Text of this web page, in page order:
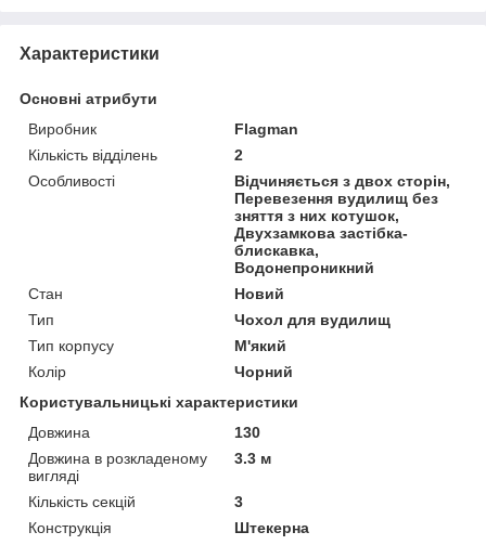
Характеристики
Основні атрибути
Виробник
Flagman
Кількість відділень
2
Особливості
Відчиняється з двох сторін,
Перевезення вудилищ без
зняття з них котушок,
Двухзамкова застібка-
блискавка,
Водонепроникний
Стан
Новий
Тип
Чохол для вудилищ
Тип корпусу
М'який
Колір
Чорний
Користувальницькі характеристики
Довжина
130
Довжина в розкладеному
вигляді
3.3 м
Кількість секцій
3
Конструкція
Штекерна